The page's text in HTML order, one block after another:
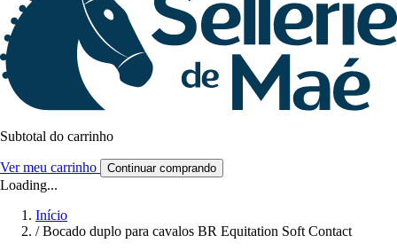
Subtotal do carrinho
Ver meu carrinho Continuar comprando
Loading...
Início
/ Bocado duplo para cavalos BR Equitation Soft Contact